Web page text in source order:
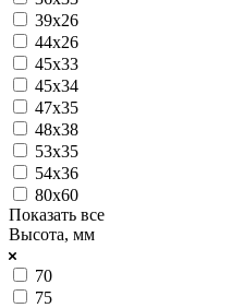
39х26
44х26
45х33
45х34
47х35
48х38
53х35
54х36
80х60
Показать все
Высота, мм
70
75